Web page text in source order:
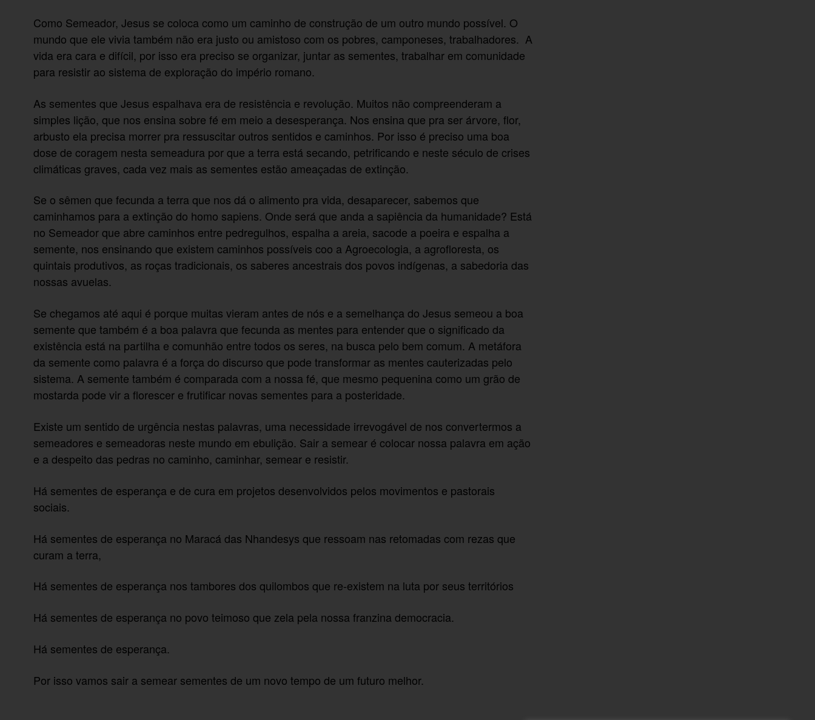
Como Semeador, Jesus se coloca como um caminho de construção de um outro mundo possível. O
mundo que ele vivia também não era justo ou amistoso com os pobres, camponeses, trabalhadores. A
vida era cara e difícil, por isso era preciso se organizar, juntar as sementes, trabalhar em comunidade
para resistir ao sistema de exploração do império romano.
As sementes que Jesus espalhava era de resistência e revolução. Muitos não compreenderam a
simples lição, que nos ensina sobre fé em meio a desesperança. Nos ensina que pra ser árvore, flor,
arbusto ela precisa morrer pra ressuscitar outros sentidos e caminhos. Por isso é preciso uma boa
dose de coragem nesta semeadura por que a terra está secando, petrificando e neste século de crises
climáticas graves, cada vez mais as sementes estão ameaçadas de extinção.
Se o sêmen que fecunda a terra que nos dá o alimento pra vida, desaparecer, sabemos que
caminhamos para a extinção do homo sapiens. Onde será que anda a sapiência da humanidade? Está
no Semeador que abre caminhos entre pedregulhos, espalha a areia, sacode a poeira e espalha a
semente, nos ensinando que existem caminhos possíveis coo a Agroecologia, a agrofloresta, os
quintais produtivos, as roças tradicionais, os saberes ancestrais dos povos indígenas, a sabedoria das
nossas avuelas.
Se chegamos até aqui é porque muitas vieram antes de nós e a semelhança do Jesus semeou a boa
semente que também é a boa palavra que fecunda as mentes para entender que o significado da
existência está na partilha e comunhão entre todos os seres, na busca pelo bem comum. A metáfora
da semente como palavra é a força do discurso que pode transformar as mentes cauterizadas pelo
sistema. A semente também é comparada com a nossa fé, que mesmo pequenina como um grão de
mostarda pode vir a florescer e frutificar novas sementes para a posteridade.
Existe um sentido de urgência nestas palavras, uma necessidade irrevogável de nos convertermos a
semeadores e semeadoras neste mundo em ebulição. Sair a semear é colocar nossa palavra em ação
e a despeito das pedras no caminho, caminhar, semear e resistir.
Há sementes de esperança e de cura em projetos desenvolvidos pelos movimentos e pastorais
sociais.
Há sementes de esperança no Maracá das Nhandesys que ressoam nas retomadas com rezas que
curam a terra,
Há sementes de esperança nos tambores dos quilombos que re-existem na luta por seus territórios
Há sementes de esperança no povo teimoso que zela pela nossa franzina democracia.
Há sementes de esperança.
Por isso vamos sair a semear sementes de um novo tempo de um futuro melhor.